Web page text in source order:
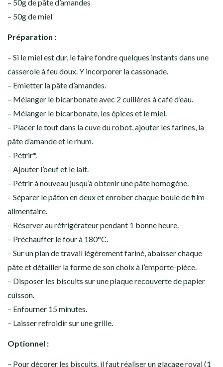
– 50g de pâte d’amandes
– 50g de miel
Préparation :
– Si le miel est dur, le faire fondre quelques instants dans une
casserole à feu doux. Y incorporer la cassonade.
– Emietter la pâte d’amandes.
– Mélanger le bicarbonate avec 2 cuillères à café d’eau.
– Mélanger le bicarbonate, les épices et le miel.
– Placer le tout dans la cuve du robot, ajouter les farines, la
pâte d’amande et le rhum.
– Pétrir*.
– Ajouter l’oeuf et le lait.
– Pétrir à nouveau jusqu’à obtenir une pâte homogène.
– Séparer le pâton en deux et enrober chaque boule de film
alimentaire.
– Réserver au réfrigérateur pendant 1 bonne heure.
– Préchauffer le four à 180°C.
– Sur un plan de travail légèrement fariné, abaisser chaque
pâte et détailler la forme de son choix à l’emporte-pièce.
– Disposer les biscuits sur une plaque recouverte de papier
cuisson.
– Enfourner 15 minutes.
– Laisser refroidir sur une grille.
Optionnel :
– Pour décorer les biscuits, il faut réaliser un glaçage royal (1